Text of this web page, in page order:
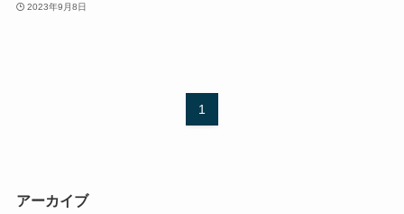
2023年9月8日
1
アーカイブ